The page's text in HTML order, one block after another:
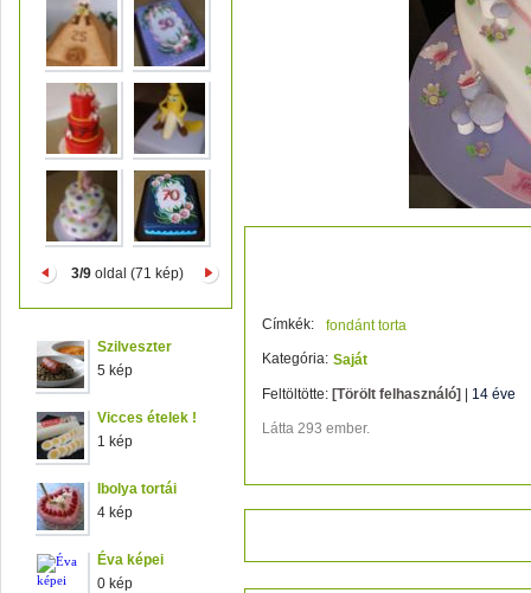
3/9oldal (71 kép)
Szilveszter
5 kép
Vicces ételek !
1 kép
Ibolya tortái
4 kép
Éva képei
0 kép
Címkék:
fondánt torta
Kategória: Saját
Feltöltötte: [Törölt felhasználó] 14 éve
Látta 293 ember.